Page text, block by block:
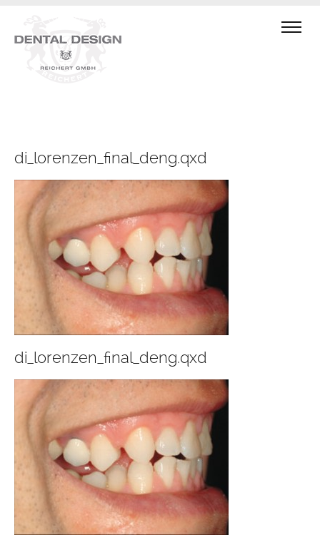
di_lorenzen_final_deng.qxd
di_lorenzen_final_deng.qxd